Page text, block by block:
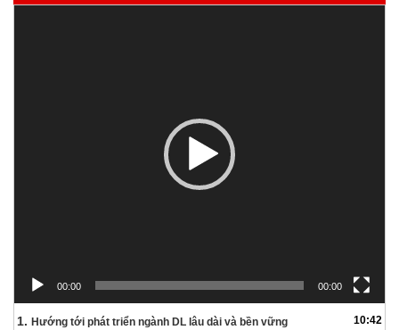
00:00 00:00
1. Hướng tới phát triển ngành DL lâu dài và bền vững 10:42